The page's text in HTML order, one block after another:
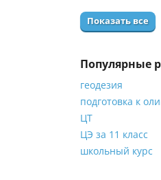
Показать все
Популярные
геодезия
подготовка к
ЦТ
ЦЭ за 11 класс
школьный курс